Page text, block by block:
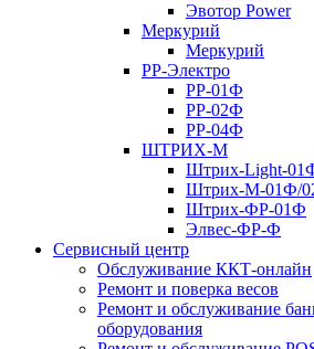
Эвотор Power
Меркурий
Меркурий
РР-Электро
РР-01Ф
РР-02Ф
РР-04Ф
ШТРИХ-М
Штрих-Light-
Штрих-М-01Ф/
Штрих-ФР-01Ф
Элвес-ФР-Ф
Сервисный центр
Обслуживание ККТ-онлайн
Ремонт и поверка весов
Ремонт и обслуживание
оборудования